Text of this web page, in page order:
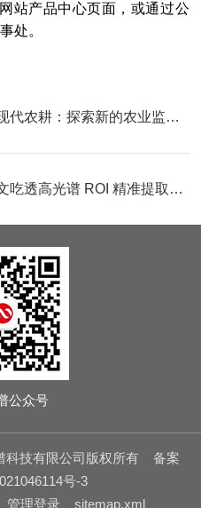
站产品中心页面，或通过公
处。
高光谱相机助力现代农耕：探索新的农业监测范式
建模效果差？一文吃透高光谱 ROI 精准提取方法
公众号
科技有限公司版权所有 备案
号-3
管理登录 sitemap.xml